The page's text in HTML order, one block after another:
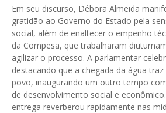
Em seu discurso, Débora Almeida
gratidão ao Governo do Estado pela
social, além de enaltecer o empenho
da Compesa, que trabalharam
agilizar o processo. A parlamentar
destacando que a chegada da água
povo, inaugurando um outro tempo
de desenvolvimento social e
entrega reverberou rapidamente nas